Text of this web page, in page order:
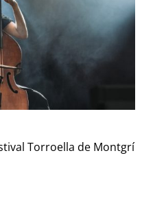
Torroella de Montgrí